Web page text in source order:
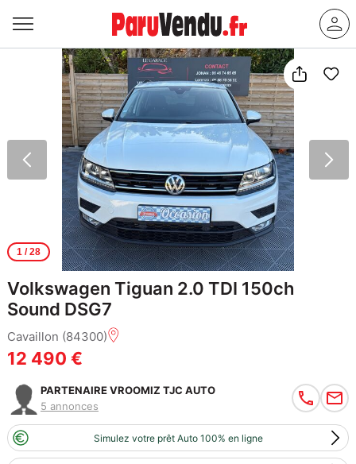
1/ 28
Volkswagen Tiguan 2.0 TDI 150ch
Sound DSG7
Cavaillon (84300)
12 490 €
PARTENAIRE VROOMIZ TJC AUTO
5 annonces
Simulez votre prêt Auto 100% en ligne